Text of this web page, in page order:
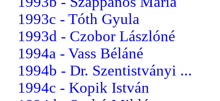
1993c - Tóth Gyula
1993d - Czobor Lászlóné
1994a - Vass Béláné
1994b - Dr. Szentistványi ...
1994c - Kopik István